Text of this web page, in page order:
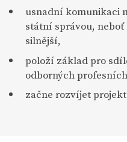
usnadní komunikaci
státní správou,
silnější,
položí základ pro
odborných
začne rozvíjet